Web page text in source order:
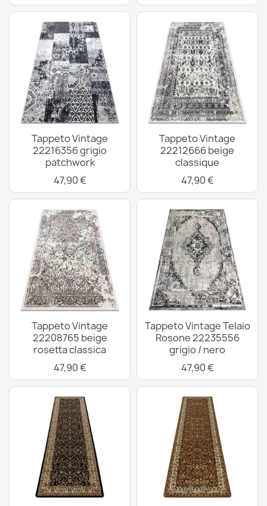
Tappeto Vintage
22216356 grigio
patchwork
47,90 €
Tappeto Vintage
22212666 beige
classique
47,90 €
Tappeto Vintage
22208765 beige
rosetta classica
47,90 €
Tappeto Vintage Telaio
Rosone 22235556
grigio / nero
47,90 €